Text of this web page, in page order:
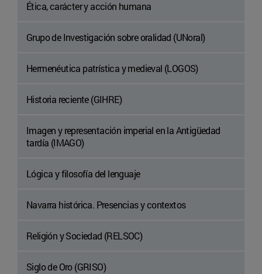
Ética, carácter y acción humana
Grupo de Investigación sobre oralidad (UNoral)
Hermenéutica patrística y medieval (LOGOS)
Historia reciente (GIHRE)
Imagen y representación imperial en la Antigüedad
tardía (IMAGO)
Lógica y filosofía del lenguaje
Navarra histórica. Presencias y contextos
Religión y Sociedad (RELSOC)
Siglo de Oro (GRISO)